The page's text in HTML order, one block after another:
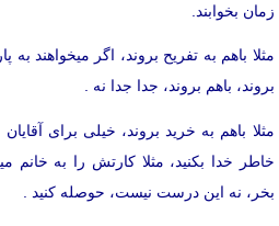
زمان بخوابند.
مثلا باهم به تفریح بروند، اگر می­خواهند
بروند، باهم بروند، جدا جدا نه .
مثلا باهم به خرید بروند، خیلی برای
خاطر خدا بکنید، مثلا کارتش را به خانم
بخر، نه این درست نیست، حوصله کنید .